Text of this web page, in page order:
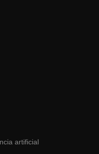
artificial